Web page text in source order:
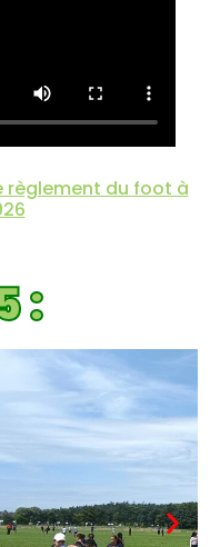
règlement du foot à
: